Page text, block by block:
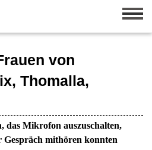
von
Thomalla,
das Mikrofon auszuschalten,
Gespräch mithören konnten